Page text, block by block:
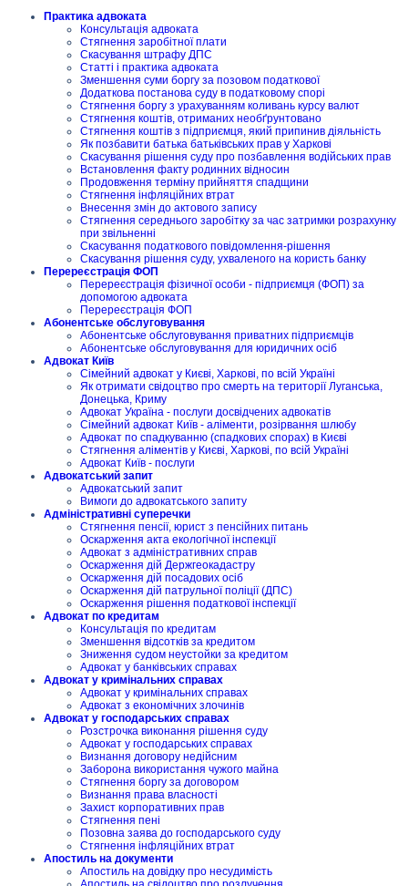
Практика адвоката
Консультація адвоката
Стягнення заробітної плати
Скасування штрафу ДПС
Статті і практика адвоката
Зменшення суми боргу за позовом податкової
Додаткова постанова суду в податковому спорі
Стягнення боргу з урахуванням коливань курсу валют
Стягнення коштів, отриманих необґрунтовано
Стягнення коштів з підприємця, який припинив діяльність
Як позбавити батька батьківських прав у Харкові
Скасування рішення суду про позбавлення водійських прав
Встановлення факту родинних відносин
Продовження терміну прийняття спадщини
Стягнення інфляційних втрат
Внесення змін до актового запису
Стягнення середнього заробітку за час затримки розрахунку
при звільненні
Скасування податкового повідомлення-рішення
Скасування рішення суду, ухваленого на користь банку
Перереєстрація ФОП
Перереєстрація фізичної особи - підприємця (ФОП) за
допомогою адвоката
Перереєстрація ФОП
Абонентське обслуговування
Абонентське обслуговування приватних підприємців
Абонентське обслуговування для юридичних осіб
Адвокат Київ
Сімейний адвокат у Києві, Харкові, по всій Україні
Як отримати свідоцтво про смерть на території Луганська,
Донецька, Криму
Адвокат Україна - послуги досвідчених адвокатів
Сімейний адвокат Київ - аліменти, розірвання шлюбу
Адвокат по спадкуванню (спадкових спорах) в Києві
Стягнення аліментів у Києві, Харкові, по всій Україні
Адвокат Київ - послуги
Адвокатський запит
Адвокатський запит
Вимоги до адвокатського запиту
Адміністративні суперечки
Стягнення пенсії, юрист з пенсійних питань
Оскарження акта екологічної інспекції
Адвокат з адміністративних справ
Оскарження дій Держгеокадастру
Оскарження дій посадових осіб
Оскарження дій патрульної поліції (ДПС)
Оскарження рішення податкової інспекції
Адвокат по кредитам
Консультація по кредитам
Зменшення відсотків за кредитом
Зниження судом неустойки за кредитом
Адвокат у банківських справах
Адвокат у кримінальних справах
Адвокат у кримінальних справах
Адвокат з економічних злочинів
Адвокат у господарських справах
Розстрочка виконання рішення суду
Адвокат у господарських справах
Визнання договору недійсним
Заборона використання чужого майна
Стягнення боргу за договором
Визнання права власності
Захист корпоративних прав
Стягнення пені
Позовна заява до господарського суду
Стягнення інфляційних втрат
Апостиль на документи
Апостиль на довідку про несудимість